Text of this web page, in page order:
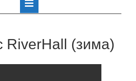
RiverHall (зима)